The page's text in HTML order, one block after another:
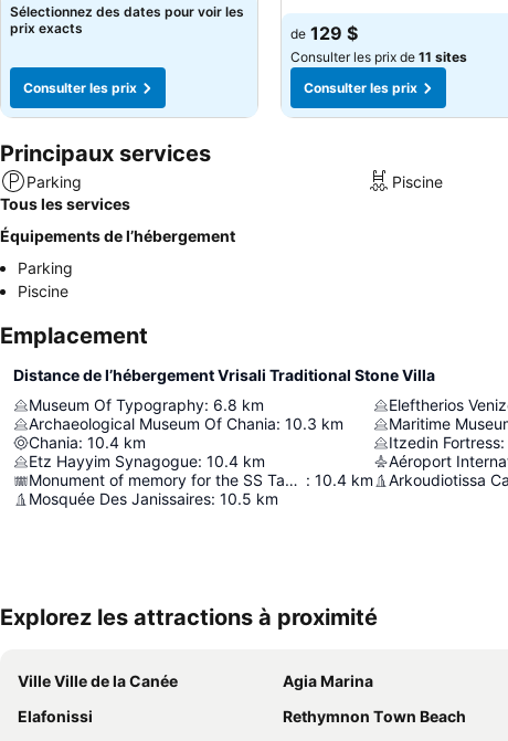
Sélectionnez des dates pour voir les
prix exacts
Consulter les prix
de 129 $
Consulter les prix de 11 sites
Consulter les prix
Principaux services
Parking
Piscine
Tous les services
Équipements de l’hébergement
Parking
Piscine
Emplacement
Distance de l’hébergement Vrisali Traditional Stone Villa
Museum Of Typography: 6.8 km
Archaeological Museum Of Chania: 10.3 km
Chania: 10.4 km
Etz Hayyim Synagogue: 10.4 km
Monument of memory for the SS Tanais. : 10.4 km
Mosquée Des Janissaires: 10.5 km
Eleftherios
Maritime
Itzedin Fortress:
Arkoudiotissa
Explorez les attractions à proximité
Ville Ville de la Canée Agia Marina
Elafonissi
Rethymnon Τown Beach